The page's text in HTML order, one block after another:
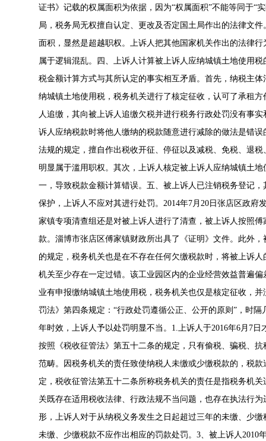
证书》记载的权属面积为依据，因为“权属面积”不能等同于“
局，税务局无权擅自认定、更改及否定国土局作出的法律文
面积，显然是超越职权。上诉人把其他国家机关作出的法律
属于逻辑混乱。四、上诉人计算被上诉人应纳城镇土地使用
税金额计算方式与其所认定的事实相互矛盾。首先，纳税主
纳城镇土地使用税，税务机关进行了核定征收，认可了承租
人追缴，其向被上诉人追缴欠税并进行税务行政处罚没有事
诉人应纳税款时将他人缴纳的税款随意进行减除的做法是错
法规的规定，擅自作出税收开征、停征以及减税、免税、退
明显属于滥用职权。其次，上诉人核定被上诉人应纳城镇土
一，导致税款金额计算错误。五、被上诉人已注销税务登记
保护，上诉人不应对其进行处罚。2014年7月20日张店区政府
家镇专项清查组还是对被上诉人进行了清查，被上诉人按照
款。淄博市张店区傅家镇财政所出具了《证明》文件。此外
的规定，税务机关也是在不存在任何欠缴税款时，将被上诉
机关至少存在一定过错。该工业园区内的企业经营效益普遍
业有申报缴纳城镇土地使用税，税务机关也仅是核定征收，
罚法》第四条规定：“行政处罚遵循公正、公开的原则”，时
年时效，上诉人予以处罚明显不当。1.上诉人于2016年6月7
按照《税收征管法》第五十二条的规定，只有偷税、骗税、
范畴。因税务机关的责任致使纳税人未缴或少缴税款的，税
定，税收征管法第五十二条所称税务机关的责任是指税务机
关既存在适用税收法律、行政法规不当问题，也存在执法行
形，上诉人对于从纳税义务发生之日起超过三年的未缴、少
未缴、少缴税款不应作出相应的罚款处罚。3、被上诉人